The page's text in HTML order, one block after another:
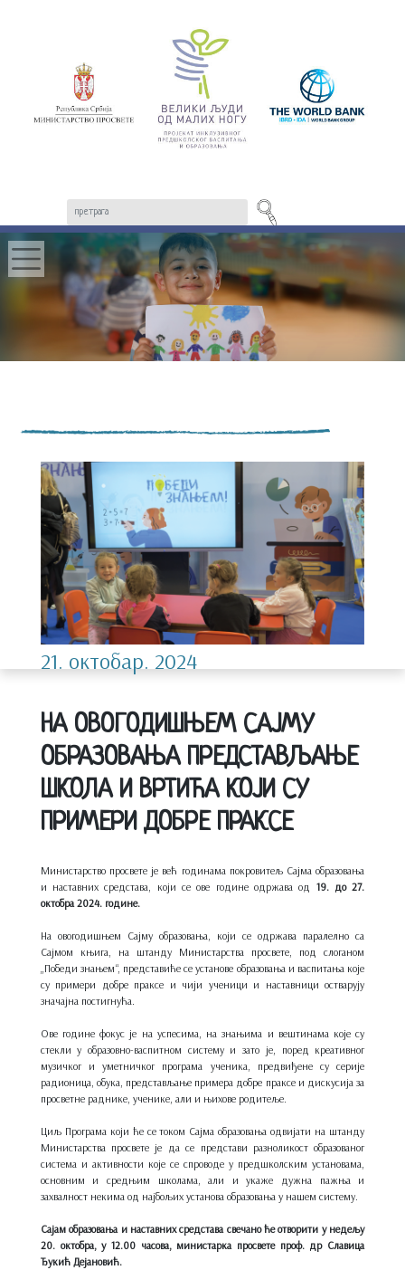
21. октобар. 2024
НА ОВОГОДИШЊЕМ САЈМУ
ОБРАЗОВАЊА ПРЕДСТАВЉАЊЕ
ШКОЛА И ВРТИЋА КОЈИ СУ
ПРИМЕРИ ДОБРЕ ПРАКСЕ
Министарство просвете је већ годинама покровитељ Сајма oбразовања
и наставних средстава, који се ове године одржава од 19. до 27.
октобра 2024. године.
На овогодишњем Сајму образовања, који се одржава паралелно са
Сајмом књига, на штанду Министарства просвете, под слоганом
„Победи знањем“, представиће се установе образовања и васпитања које
су примери добре праксе и чији ученици и наставници остварују
значајна постигнућа.
Ове године фокус је на успесима, на знањима и вештинама које су
стекли у образовно-васпитном систему и зато је, поред креативног
музичког и уметничког програма ученика, предвиђене су серије
радионица, обука, представљање примера добре праксе и дискусија за
просветне раднике, ученике, али и њихове родитеље.
Циљ Програма који ће се током Сајма образовања одвијати на штанду
Министарства просвете је да се представи разноликост образованог
система и активности које се спроводе у предшколским установама,
основним и средњим школама, али и укаже дужна пажња и
захвалност некима од најбољих установа образовања у нашем систему.
Сајам образовања и наставних средстава свечано ће отворити у недељу
20. октобра, у 12.00 часова, министарка просвете проф. др Славица
Ђукић Дејановић.